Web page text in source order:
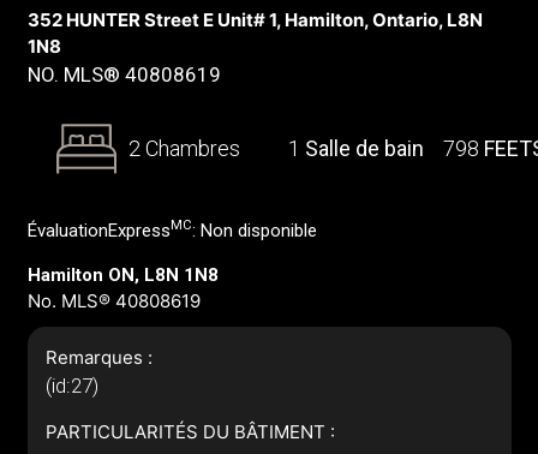
352 HUNTER Street E Unit# 1, Hamilton, Ontario, L8N
1N8
NO. MLS® 40808619
2 Chambres 1 Salle de bain 798
ÉvaluationExpress MC: Non disponible
Hamilton ON, L8N 1N8
No. MLS® 40808619
Remarques :
(id:27)
PARTICULARITÉS DU BÂTIMENT :